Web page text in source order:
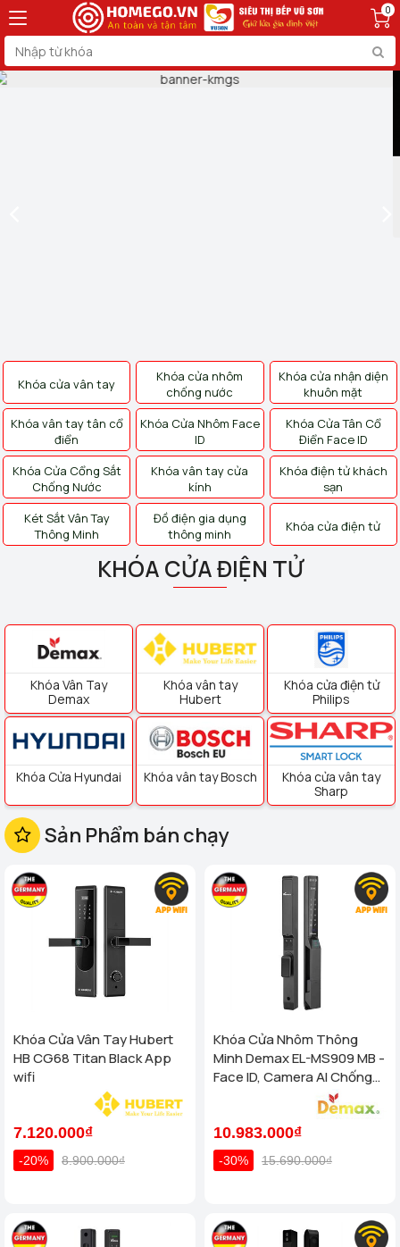
0
Khóa cửa vân tay
Khóa cửa nhôm
chống nước
Khóa cửa nhận diện
khuôn mặt
Khóa vân tay tân cổ
điển
Khóa Cửa Nhôm Face
ID
Khóa Cửa Tân Cổ
Điển Face ID
Khóa Cửa Cổng Sắt
Chống Nước
Khóa vân tay cửa
kính
Khóa điện tử khách
sạn
Két Sắt Vân Tay
Thông Minh
Đồ điện gia dụng
thông minh
Khóa cửa điện tử
KHÓA CỬA ĐIỆN TỬ
Khóa Vân Tay
Demax
Khóa Cửa Hyundai
Khóa vân tay
Hubert
Khóa vân tay Bosch
Khóa cửa điện tử
Philips
Khóa cửa vân tay
Sharp
Sản Phẩm bán chạy
Khóa Cửa Vân Tay Hubert
HB CG68 Titan Black App
wifi
7.120.000₫
-20% 8.900.000₫
Khóa Cửa Nhôm Thông
Minh Demax EL-MS909 MB -
Face ID, Camera AI Chống
Nước IP66 Cho Cửa Nhôm
10.983.000₫
-30% 15.690.000₫